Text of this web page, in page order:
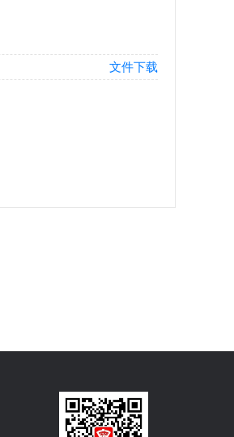
文件下载